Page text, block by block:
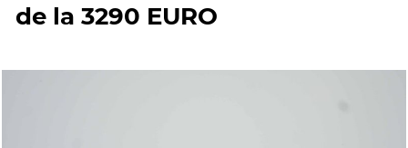
de la 3290 EURO